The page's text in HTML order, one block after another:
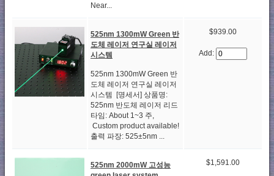
Near...
525nm 1300mW Green 반
도체 레이저 연구실 레이저
시스템
525nm 1300mW Green 반
도체 레이저 연구실 레이저
시스템 [명세서] 상품명:
525nm 반도체 레이저 리드
타임: About 1~3 주,
Custom product available!
출력 파장: 525±5nm ...
$939.00
Add:
525nm 2000mW 고성능
$1,591.00